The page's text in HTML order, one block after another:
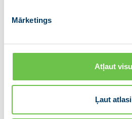
Mārketings
Atļaut visu
Ļaut atlasi
personāla trūkums – slimnīcu
pakalpojumus ir tieši atkarīga
personāla nepietiekamība
nodrošināt paredzēto
drošību.
Slimnīcas jau šobrīd aktīvi
pārvešanā un telemedicīnas